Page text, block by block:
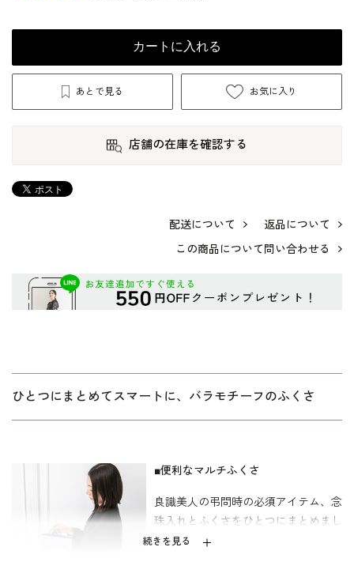
カートに入れる
あとで見る お気に入り
店舗の在庫を確認する
配送について
返品について
この商品について問い合わせる
ひとつにまとめてスマートに、バラモチーフのふくさ
続きを見る
■便利なマルチふくさ
良識美人の弔問時の必須アイテム、念
珠入れとふくさをひとつにまとめまし
た。